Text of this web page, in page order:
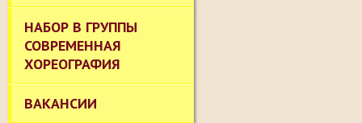
НАБОР В ГРУППЫ
СОВРЕМЕННАЯ
ХОРЕОГРАФИЯ
ВАКАНСИИ